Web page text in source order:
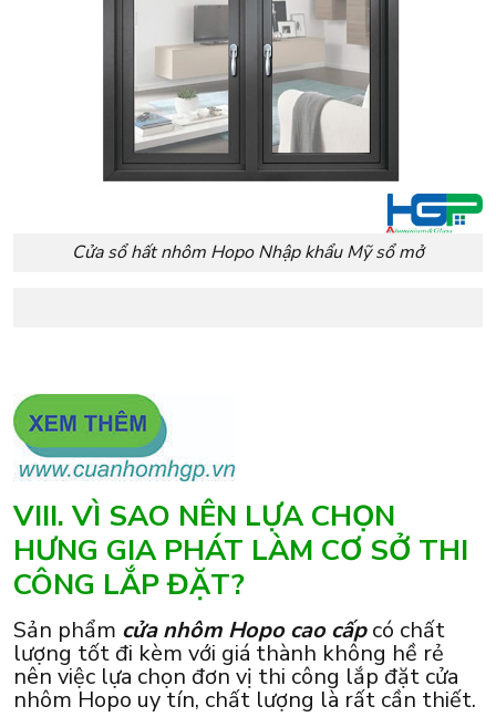
Cửa sổ hất nhôm Hopo Nhập khẩu Mỹ sổ mở
VIII. VÌ SAO NÊN LỰA CHỌN
HƯNG GIA PHÁT LÀM CƠ SỞ THI
CÔNG LẮP ĐẶT?
Sản phẩm cửa nhôm Hopo cao cấpcó chất
lượng tốt đi kèm với giá thành không hề rẻ
nên việc lựa chọn đơn vị thi công lắp đặt cửa
nhôm Hopo uy tín, chất lượng là rất cần thiết.